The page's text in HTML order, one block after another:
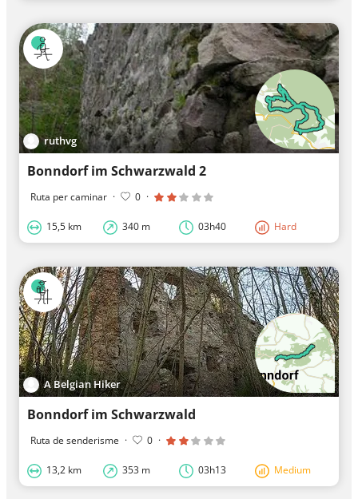
ruthvg
Bonndorf im Schwarzwald 2
Ruta per caminar · 0 ·
15,5 km 340 m 03h40 Hard
A Belgian Hiker
Bonndorf im Schwarzwald
Ruta de senderisme · 0 ·
13,2 km 353 m 03h13 Medium